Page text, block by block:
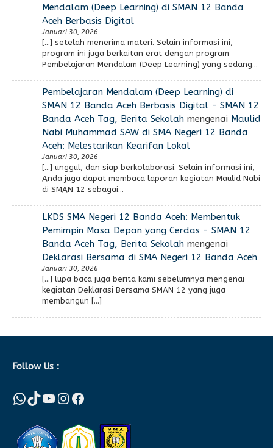
Mendalam (Deep Learning) di SMAN 12 Banda
Aceh Berbasis Digital
Januari 30, 2026
[…] setelah menerima materi. Selain informasi ini,
program ini juga berkaitan erat dengan program
Pembelajaran Mendalam (Deep Learning) yang sedang…
Pembelajaran Mendalam (Deep Learning) di
SMAN 12 Banda Aceh Berbasis Digital - SMAN 12
Banda Aceh Tag, Berita Sekolahmengenai Maulid
Nabi Muhammad SAW di SMA Negeri 12 Banda
Aceh: Melestarikan Kearifan Lokal
Januari 30, 2026
[…] unggul, dan siap berkolaborasi. Selain informasi ini,
Anda juga dapat membaca laporan kegiatan Maulid Nabi
di SMAN 12 sebagai…
LKDS SMA Negeri 12 Banda Aceh: Membentuk
Pemimpin Masa Depan yang Cerdas - SMAN 12
Banda Aceh Tag, Berita Sekolahmengenai
Deklarasi Bersama di SMA Negeri 12 Banda Aceh
Januari 30, 2026
[…] lupa baca juga berita kami sebelumnya mengenai
kegiatan Deklarasi Bersama SMAN 12 yang juga
membangun […]
Follow Us :
WhatsApp
TikTok
YouTube
Instagram
Facebook